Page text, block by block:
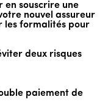
en souscrire une
nouvel assureur
les formalités pour
deux risques
paiement de